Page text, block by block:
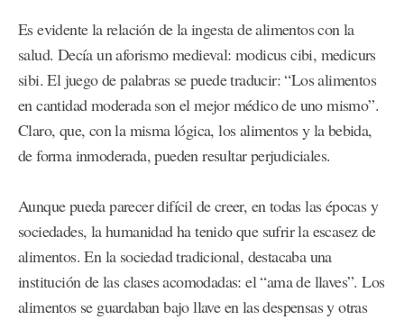
Es evidente la relación de la ingesta de alimentos con la
salud. Decía un aforismo medieval: modicus cibi, medicurs
sibi. El juego de palabras se puede traducir: “Los alimentos
en cantidad moderada son el mejor médico de uno mismo”.
Claro, que, con la misma lógica, los alimentos y la bebida,
de forma inmoderada, pueden resultar perjudiciales.
Aunque pueda parecer difícil de creer, en todas las épocas y
sociedades, la humanidad ha tenido que sufrir la escasez de
alimentos. En la sociedad tradicional, destacaba una
institución de las clases acomodadas: el “ama de llaves”. Los
alimentos se guardaban bajo llave en las despensas y otras